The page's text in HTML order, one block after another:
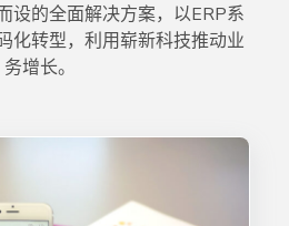
设的全面解决方案，以ERP系
化转型，利用崭新科技推动业
务增长。